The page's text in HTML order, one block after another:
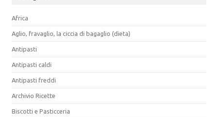
Africa
Aglio, fravaglio, la ciccia di bagaglio (dieta)
Antipasti
Antipasti caldi
Antipasti freddi
Archivio Ricette
Biscotti e Pasticceria